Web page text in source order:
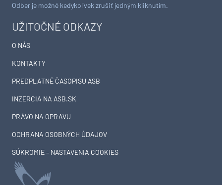
UŽITOČNÉ ODKAZY
O NÁS
KONTAKTY
PREDPLATNÉ ČASOPISU ASB
INZERCIA NA ASB.SK
PRÁVO NA OPRAVU
OCHRANA OSOBNÝCH ÚDAJOV
SÚKROMIE – NASTAVENIA COOKIES
Odber je možné kedykoľvek zrušiť jedným kliknutím.